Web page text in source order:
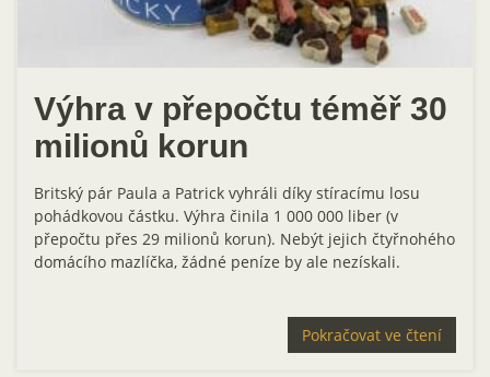
Výhra v přepočtu téměř 30
milionů korun
Britský pár Paula a Patrick vyhráli díky stíracímu losu
pohádkovou částku. Výhra činila 1 000 000 liber (v
přepočtu přes 29 milionů korun). Nebýt jejich čtyřnohého
domácího mazlíčka, žádné peníze by ale nezískali.
Pokračovat ve čtení